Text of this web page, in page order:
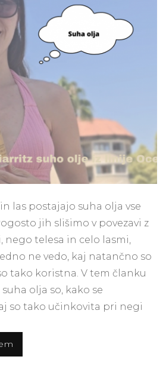
so,
jih
uporabljamo
kakšne
njihove
prednosti
las postajajo suha olja vse
jih slišimo v povezavi z
telesa in celo lasmi,
ne vedo, kaj natančno so
tako koristna. V tem članku
olja so, kako se
so tako učinkovita pri negi